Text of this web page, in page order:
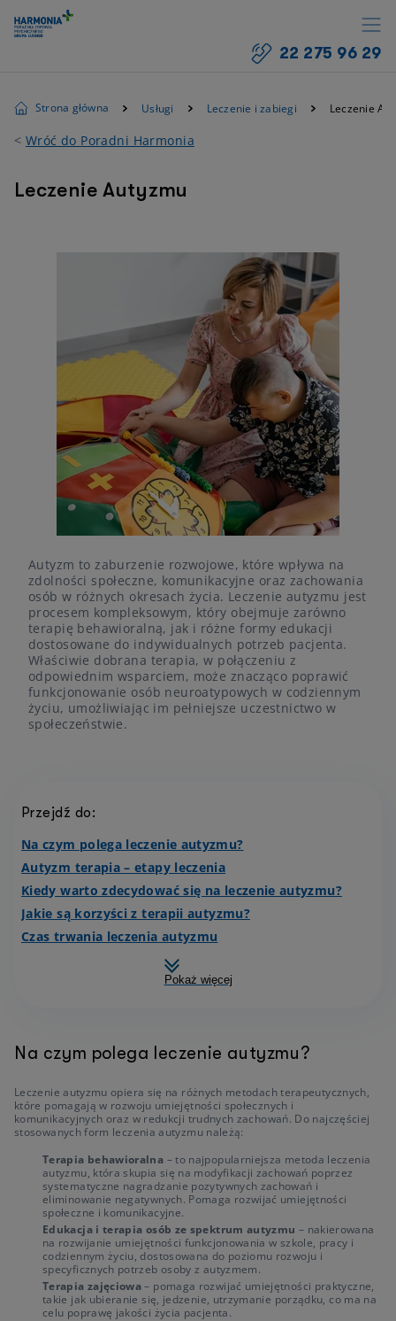
22 275 96 29
Strona główna Usługi Leczenie i zabiegi Leczenie
< Wróć do Poradni Harmonia
Leczenie Autyzmu
Autyzm to zaburzenie rozwojowe, które wpływa na
zdolności społeczne, komunikacyjne oraz zachowania
osób w różnych okresach życia. Leczenie autyzmu jest
procesem kompleksowym, który obejmuje zarówno
terapię behawioralną, jak i różne formy edukacji
dostosowane do indywidualnych potrzeb pacjenta.
Właściwie dobrana terapia, w połączeniu z
odpowiednim wsparciem, może znacząco poprawić
funkcjonowanie osób neuroatypowych w codziennym
życiu, umożliwiając im pełniejsze uczestnictwo w
społeczeństwie.
Przejdź do:
Na czym polega leczenie autyzmu?
Autyzm terapia – etapy leczenia
Kiedy warto zdecydować się na leczenie autyzmu?
Jakie są korzyści z terapii autyzmu?
Czas trwania leczenia autyzmu
Pokaż więcej
Na czym polega leczenie autyzmu?
Leczenie autyzmu opiera się na różnych metodach terapeutycznych,
które pomagają w rozwoju umiejętności społecznych i
komunikacyjnych oraz w redukcji trudnych zachowań. Do najczęściej
stosowanych form leczenia autyzmu należą:
Terapia behawioralna – to najpopularniejsza metoda leczenia
autyzmu, która skupia się na modyfikacji zachowań poprzez
systematyczne nagradzanie pozytywnych zachowań i
eliminowanie negatywnych. Pomaga rozwijać umiejętności
społeczne i komunikacyjne.
Edukacja i terapia osób ze spektrum autyzmu – nakierowana
na rozwijanie umiejętności funkcjonowania w szkole, pracy i
codziennym życiu, dostosowana do poziomu rozwoju i
specyficznych potrzeb osoby z autyzmem.
Terapia zajęciowa– pomaga rozwijać umiejętności praktyczne,
takie jak ubieranie się, jedzenie, utrzymanie porządku, co ma na
celu poprawę jakości życia pacjenta.